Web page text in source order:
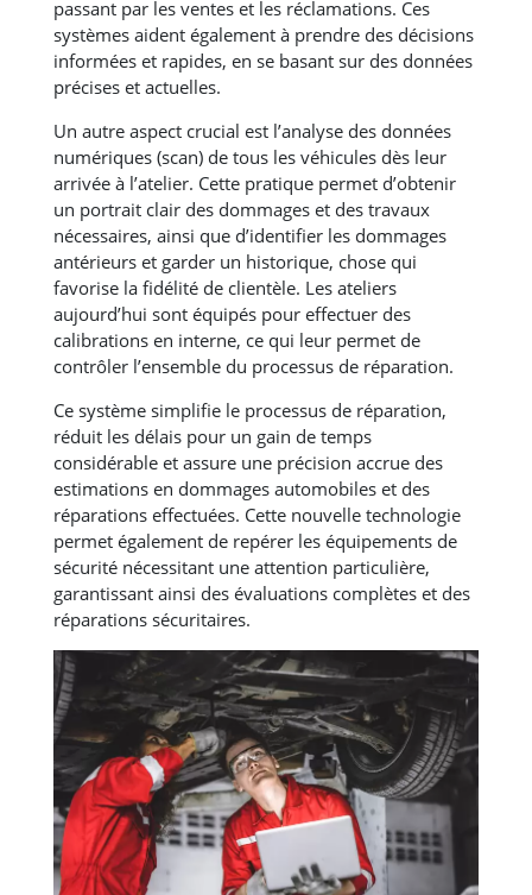
passant par les ventes et les réclamations. Ces
systèmes aident également à prendre des décisions
informées et rapides, en se basant sur des données
précises et actuelles​​.
Un autre aspect crucial est l’analyse des données
numériques (scan) de tous les véhicules dès leur
arrivée à l’atelier. Cette pratique permet d’obtenir
un portrait clair des dommages et des travaux
nécessaires, ainsi que d’identifier les dommages
antérieurs et garder un historique, chose qui
favorise la fidélité de clientèle. Les ateliers
aujourd’hui sont équipés pour effectuer des
calibrations en interne, ce qui leur permet de
contrôler l’ensemble du processus de réparation.
Ce système simplifie le processus de réparation,
réduit les délais pour un gain de temps
considérable et assure une précision accrue des
estimations en dommages automobiles et des
réparations effectuées​​. Cette nouvelle technologie
permet également de repérer les équipements de
sécurité nécessitant une attention particulière,
garantissant ainsi des évaluations complètes et des
réparations sécuritaires.